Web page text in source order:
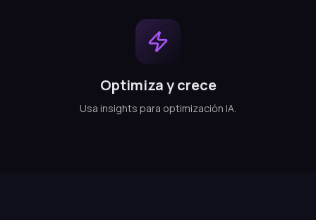
Optimiza y crece
Usa insights para optimización IA.